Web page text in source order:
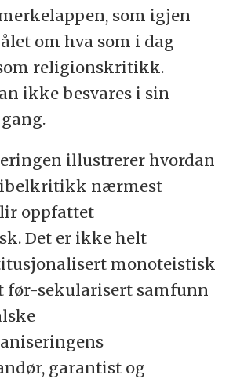
som igjen
om hva som i dag
religionskritikk.
ikke besvares i sin
illustrerer hvordan
nærmest
oppfattet
Det er ikke helt
monoteistisk
før-sekularisert samfunn
garantist og